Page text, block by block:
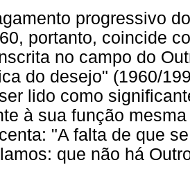
progressivo
portanto, coincide
no campo do
do desejo" (1960/
lido como
à sua função
"A falta de que
que não há